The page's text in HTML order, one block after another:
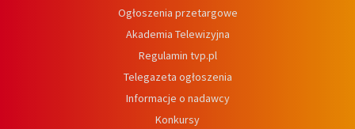
Ogłoszenia przetargowe
Akademia Telewizyjna
Regulamin tvp.pl
Telegazeta ogłoszenia
Informacje o nadawcy
Konkursy